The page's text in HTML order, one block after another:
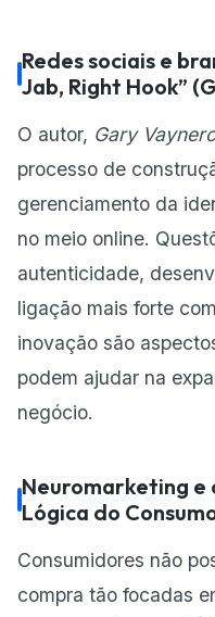
Redes sociais e
Jab, Right Hook”
O autor, Gary
processo de
gerenciamento da
no meio online.
autenticidade,
ligação mais forte
inovação são
podem ajudar na
negócio.
Neuromarketing
Lógica do
Consumidores não
compra tão focadas